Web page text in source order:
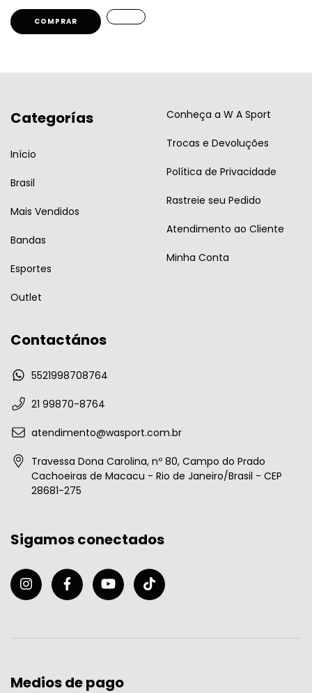
COMPRAR
Categorías
Início
Brasil
Mais Vendidos
Bandas
Esportes
Outlet
Conheça a W A Sport
Trocas e Devoluções
Política de Privacidade
Rastreie seu Pedido
Atendimento ao Cliente
Minha Conta
Contactános
5521998708764
21 99870-8764
atendimento@wasport.com.br
Travessa Dona Carolina, nº 80, Campo do Prado
Cachoeiras de Macacu - Rio de Janeiro/Brasil - CEP
28681-275
Sigamos conectados
Medios de pago